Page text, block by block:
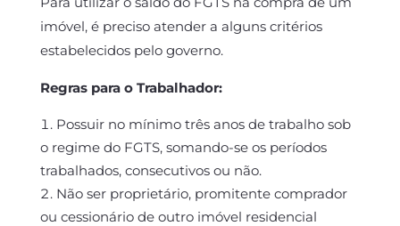
imóvel, é preciso atender a alguns critérios
estabelecidos pelo governo.
Regras para o Trabalhador:
Possuir no mínimo três anos de trabalho sob
o regime do FGTS, somando-se os períodos
trabalhados, consecutivos ou não.
Não ser proprietário, promitente comprador
ou cessionário de outro imóvel residencial